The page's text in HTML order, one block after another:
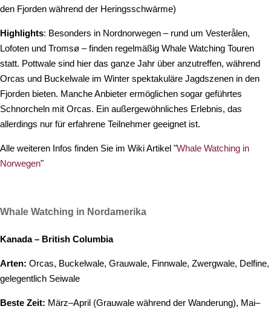
den Fjorden während der Heringsschwärme)
Highlights: Besonders in Nordnorwegen – rund um Vesterålen,
Lofoten und Tromsø – finden regelmäßig Whale Watching Touren
statt. Pottwale sind hier das ganze Jahr über anzutreffen, während
Orcas und Buckelwale im Winter spektakuläre Jagdszenen in den
Fjorden bieten. Manche Anbieter ermöglichen sogar geführtes
Schnorcheln mit Orcas. Ein außergewöhnliches Erlebnis, das
allerdings nur für erfahrene Teilnehmer geeignet ist.
Alle weiteren Infos finden Sie im Wiki Artikel "Whale Watching in
Norwegen"
Whale Watching in Nordamerika
Kanada – British Columbia
Arten: Orcas, Buckelwale, Grauwale, Finnwale, Zwergwale, Delfine,
gelegentlich Seiwale
Beste Zeit: März–April (Grauwale während der Wanderung), Mai–